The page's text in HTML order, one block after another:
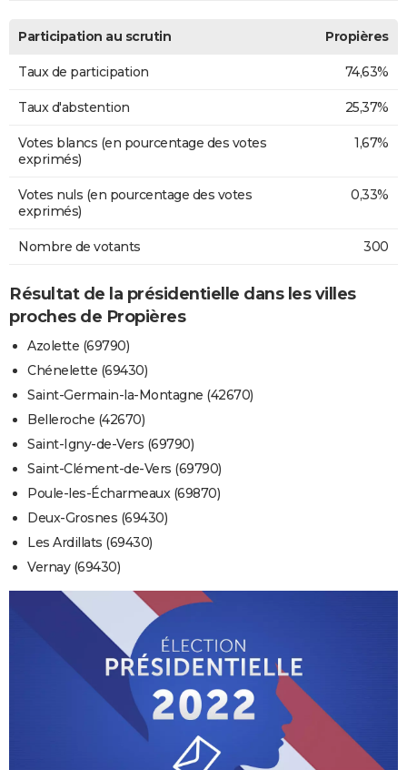
Participation au scrutin Propières
Taux de participation 74,63%
Taux d'abstention 25,37%
Votes blancs (en pourcentage des votes
exprimés)
1,67%
Votes nuls (en pourcentage des votes
exprimés)
0,33%
Nombre de votants 300
Résultat de la présidentielle dans les villes
proches de Propières
Azolette (69790)
Chénelette (69430)
Saint-Germain-la-Montagne (42670)
Belleroche (42670)
Saint-Igny-de-Vers (69790)
Saint-Clément-de-Vers (69790)
Poule-les-Écharmeaux (69870)
Deux-Grosnes (69430)
Les Ardillats (69430)
Vernay (69430)